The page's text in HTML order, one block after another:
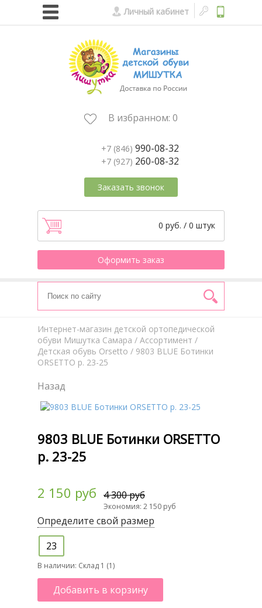
Личный кабинет
В избранном: 0
+7 (846) 990-08-32
+7 (927) 260-08-32
Заказать звонок
0 руб. / 0 штук
Оформить заказ
Интернет-магазин детской ортопедической
обуви Мишутка Самара / Aссортимент /
Детская обувь Orsetto / 9803 BLUE Ботинки
ORSETTO р. 23-25
Назад
9803 BLUE Ботинки ORSETTO
р. 23-25
2 150 руб 4 300 руб
Экономия: 2 150 руб
Определите свой размер
23
В наличии: Склад 1 (1)
Добавить в корзину